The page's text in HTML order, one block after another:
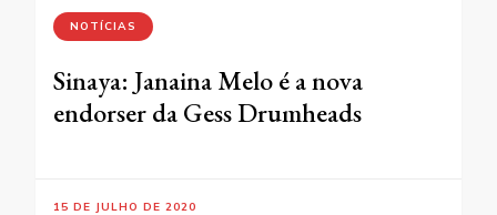
NOTÍCIAS
Sinaya: Janaina Melo é a nova
endorser da Gess Drumheads
15 DE JULHO DE 2020